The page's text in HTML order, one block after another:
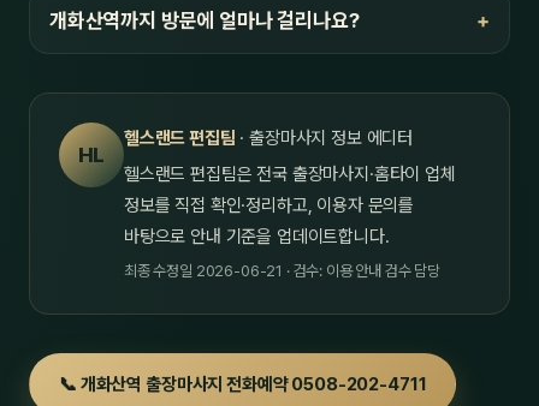
개화산역까지 방문에 얼마나 걸리나요?
HL
헬스랜드 편집팀 · 출장마사지 정보 에디터
헬스랜드 편집팀은 전국 출장마사지·홈타이 업체
정보를 직접 확인·정리하고, 이용자 문의를
바탕으로 안내 기준을 업데이트합니다.
최종 수정일 2026-06-21 · 검수: 이용 안내 검수 담당
📞 개화산역 출장마사지 전화예약 0508-202-4711